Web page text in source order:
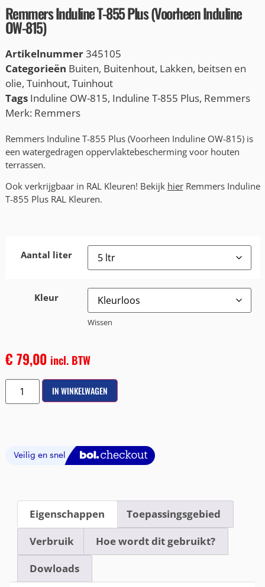
Remmers Induline T-855 Plus (Voorheen Induline
OW-815)
Artikelnummer345105
Categorieën Buiten, Buitenhout, Lakken, beitsen en
olie, Tuinhout, Tuinhout
Tags Induline OW-815, Induline T-855 Plus, Remmers
Merk: Remmers
Remmers Induline T-855 Plus (Voorheen Induline OW-815) is
een watergedragen oppervlaktebescherming voor houten
terrassen.
Ook verkrijgbaar in RAL Kleuren! Bekijk hier Remmers Induline
T-855 Plus RAL Kleuren.
Aantal liter
Kleur
Wissen
€ 79,00 incl. BTW
IN WINKELWAGEN
Eigenschappen Toepassingsgebied
Verbruik Hoe wordt dit gebruikt?
Dowloads